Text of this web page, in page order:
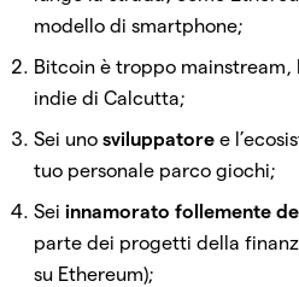
modello di smartphone;
Bitcoin è troppo mainstream,
indie di Calcutta;
Sei uno sviluppatore e
tuo personale parco giochi;
Sei innamorato follemente
parte dei progetti della
su Ethereum);